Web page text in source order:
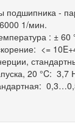
подшипника -
1/мин.
: ± 60
<=
20 °C: 3,7